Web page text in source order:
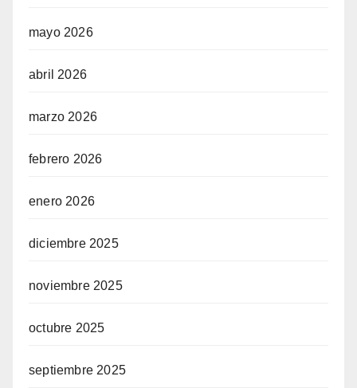
mayo 2026
abril 2026
marzo 2026
febrero 2026
enero 2026
diciembre 2025
noviembre 2025
octubre 2025
septiembre 2025